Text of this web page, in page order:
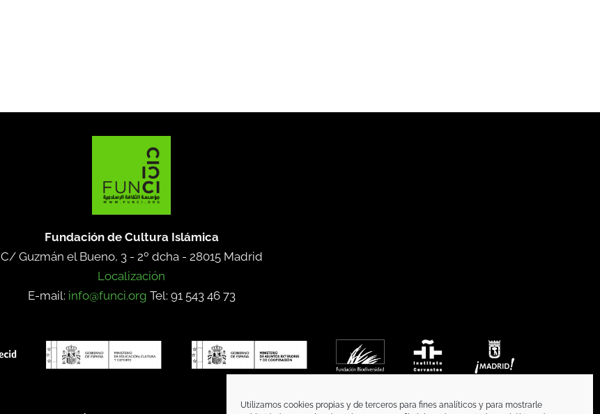
Utilizamos cookies propias y de terceros para fines analíticos y para mostrarle
Fundación de Cultura Islámica
C/ Guzmán el Bueno, 3 - 2º dcha - 28015 Madrid
Localización
E-mail: info@funci.org Tel: 91 543 46 73